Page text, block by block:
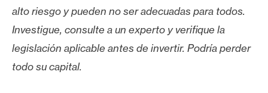
alto riesgo y pueden no ser adecuadas para todos.
Investigue, consulte a un experto y verifique la
legislación aplicable antes de invertir. Podría perder
todo su capital.